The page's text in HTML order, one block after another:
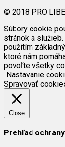
© 2018 PRO
Súbory cookie
stránok a služieb.
použitím
ktoré nám
povoľte všetky
Nastavanie
Spravovať
Close
Prehľad